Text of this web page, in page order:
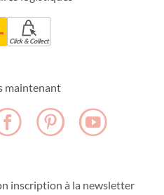
Click & Collect
maintenant
inscription à la newsletter